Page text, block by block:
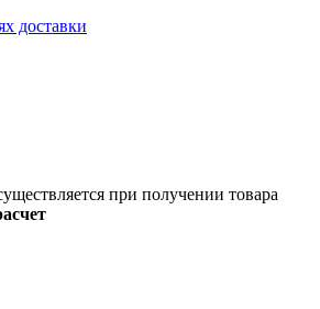
доставки
при получении товара